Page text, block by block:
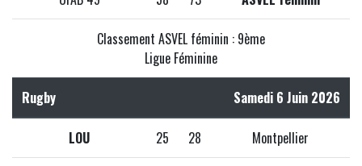
Classement ASVEL féminin : 9ème
Ligue Féminine
Rugby Samedi 6 Juin 2026
LOU 25 28 Montpellier